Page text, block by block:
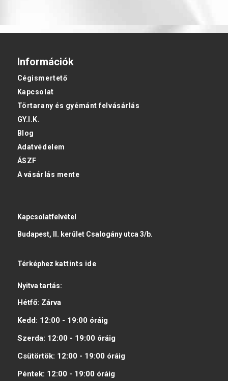
Információk
Cégismertető
Kapcsolat
Törtarany és gyémánt felvásárlás
GY.I.K.
Blog
Adatvédelem
ÁSZF
A vásárlás mente
Kapcsolatfelvétel
Budapest, II. kerület Csalogány utca 3/b.
Térképhez kattints ide
Nyitva tartás:
Hétfő: Zárva
Kedd: 12:00 - 19:00 óráig
Szerda: 12:00 - 19:00 óráig
Csütörtök: 12:00 - 19:00 óráig
Péntek: 12:00 - 19:00 óráig